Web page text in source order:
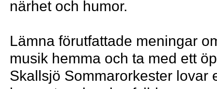
närhet och humor.
Lämna förutfattade meningar
musik hemma och ta med ett
Skallsjö Sommarorkester lovar